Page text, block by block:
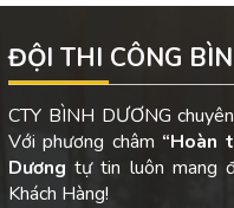
ĐỘI THI CÔNG
CTY BÌNH DƯƠNG
Với phương châm “Hoàn
Dươngtự tin luôn mang
Khách Hàng!